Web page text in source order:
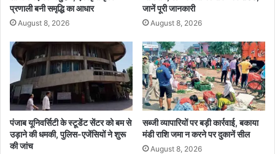
ब
ढ़ी
व
वि
ध
ता
की
उ
म्मी
द
ब
स्त
प
ण्डु
2
0
2
6
:
ब
प्रणाली बनी समृद्धि का आधार
August 8, 2026
जानें पूरी जानकारी
August 8, 2026
पंजाब यूनिवर्सिटी के स्टूडेंट सेंटर को बम से
उड़ाने की धमकी, पुलिस-एजेंसियों ने शुरू
की जांच
सब्जी व्यापारियों पर बड़ी कार्रवाई, बकाया
मंडी राशि जमा न करने पर दुकानें सील
August 8, 2026